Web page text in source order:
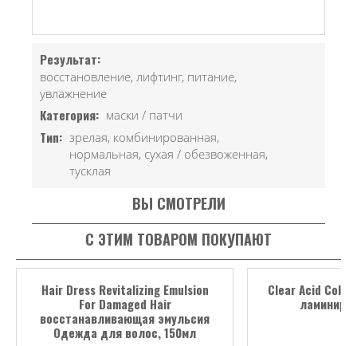
Результат:
восстановление, лифтинг, питание,
увлажнение
Категория: маски / патчи
Тип: зрелая, комбинированная,
нормальная, сухая / обезвоженная,
тусклая
ВЫ СМОТРЕЛИ
С ЭТИМ ТОВАРОМ ПОКУПАЮТ
Hair Dress Revitalizing Emulsion
For Damaged Hair
восстанавливающая эмульсия
Одежда для волос, 150мл
Clear Acid